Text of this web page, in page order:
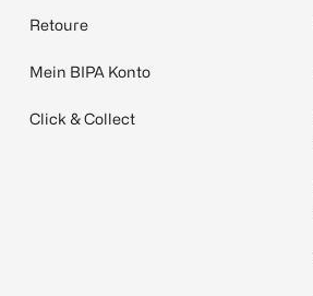
Retoure
Mein BIPA Konto
Click & Collect